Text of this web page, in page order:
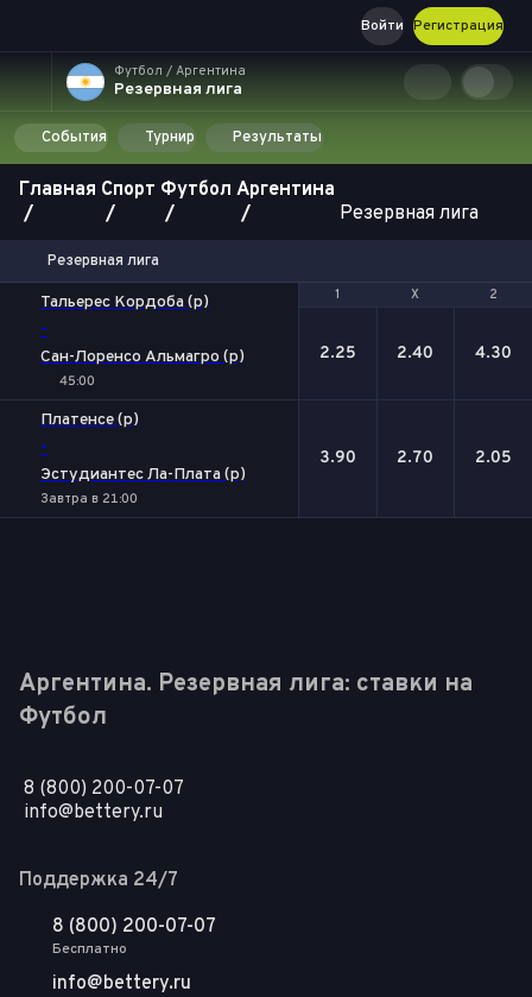
Регистрация
Войти
Футбол / Аргентина
Резервная лига
События Турнир Результаты
Главная Спорт Футбол Аргентина
Резервная лига
Резервная лига
1 Х 2
Тальерес Кордоба (р)
-
Сан-Лоренсо Альмагро (р)
45:00
1 Х 2
2.25 2.40 4.30
Платенсе (р)
-
Эстудиантес Ла-Плата (р)
Завтра в 21:00
3.90 2.70 2.05
Аргентина. Резервная лига: ставки на
Футбол
8 (800) 200-07-07
info@bettery.ru
Поддержка 24/7
8 (800) 200-07-07
Бесплатно
info@bettery.ru